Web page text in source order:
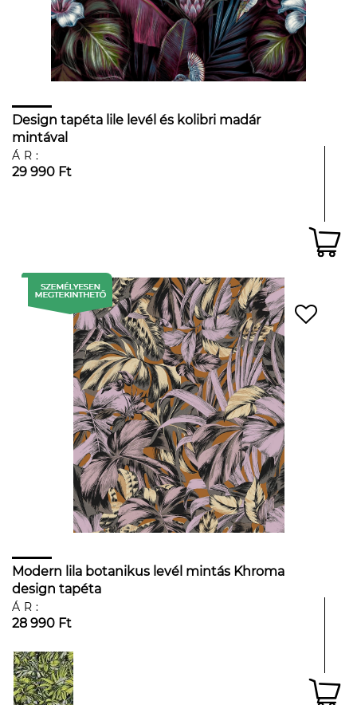
Design tapéta lile levél és kolibri madár
mintával
ÁR:
29 990 Ft
Modern lila botanikus levél mintás Khroma
design tapéta
ÁR:
28 990 Ft